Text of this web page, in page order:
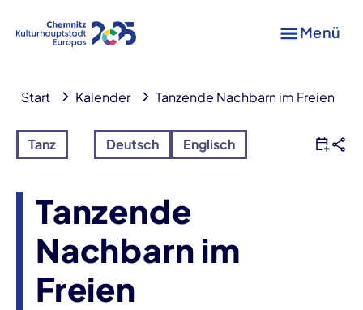
Menü
Start Kalender Tanzende Nachbarn im Freien
Tanz Deutsch Englisch
Tanzende
Nachbarn im
Freien